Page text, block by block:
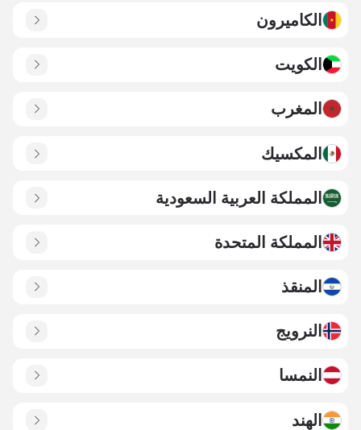
الكاميرون
الكويت
المغرب
المكسيك
المملكة العربية السعودية
المملكة المتحدة
المنقذ
النرويج
النمسا
الهند